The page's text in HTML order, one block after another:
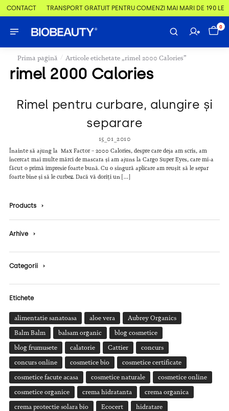
CONTACT TRANSPORT GRATUIT PENTRU COMENZI MAI MARI DE 190 LEI
0
Prima pagină / Articole etichetate „rimel 2000 Calories”
rimel 2000 Calories
Rimel pentru curbare, alungire și
separare
15_01_2010
Înainte să ajung la Max Factor – 2000 Calories, despre care deja am scris, am
încercat mai multe mărci de mascara și am ajuns la Cargo Super Eyes, care mi-a
făcut o primă impresie foarte bună. Cu o singură aplicare am reușit să le separ
foarte bine și să le curbez. Dacă vă doriți un […]
Products ›
Arhive ›
Categorii ›
Etichete
alimentatie sanatoasa aloe vera Aubrey Organics
Balm Balm balsam organic blog cosmetice
blog frumusete calatorie Cattier concurs
concurs online cosmetice bio cosmetice certificate
cosmetice facute acasa cosmetice naturale cosmetice online
cosmetice organice crema hidratanta crema organica
crema protectie solara bio Ecocert hidratare